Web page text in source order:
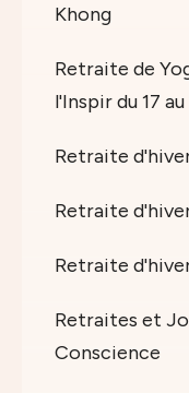
Khong
Retraite de
l'Inspir du 17
Retraite
Retraite
Retraite
Retraites et
Conscience